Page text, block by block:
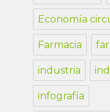
Economía
Farmacia
industria
infografía